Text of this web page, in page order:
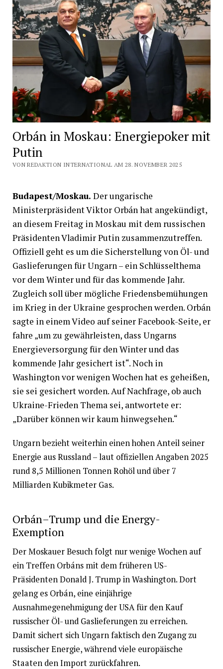
Orbán in Moskau: Energiepoker mit
Putin
VON REDAKTION INTERNATIONAL AM 28. NOVEMBER 2025
Budapest/Moskau. Der ungarische
Ministerpräsident Viktor Orbán hat angekündigt,
an diesem Freitag in Moskau mit dem russischen
Präsidenten Vladimir Putin zusammenzutreffen.
Offiziell geht es um die Sicherstellung von Öl- und
Gaslieferungen für Ungarn – ein Schlüsselthema
vor dem Winter und für das kommende Jahr.
Zugleich soll über mögliche Friedensbemühungen
im Krieg in der Ukraine gesprochen werden. Orbán
sagte in einem Video auf seiner Facebook-Seite, er
fahre „um zu gewährleisten, dass Ungarns
Energieversorgung für den Winter und das
kommende Jahr gesichert ist“. Noch in
Washington vor wenigen Wochen hat es geheißen,
sie sei gesichert worden. Auf Nachfrage, ob auch
Ukraine-Frieden Thema sei, antwortete er:
„Darüber können wir kaum hinwegsehen.“
Ungarn bezieht weiterhin einen hohen Anteil seiner
Energie aus Russland – laut offiziellen Angaben 2025
rund 8,5 Millionen Tonnen Rohöl und über 7
Milliarden Kubikmeter Gas.
Orbán–Trump und die Energy-
Exemption
Der Moskauer Besuch folgt nur wenige Wochen auf
ein Treffen Orbáns mit dem früheren US-
Präsidenten Donald J. Trump in Washington. Dort
gelang es Orbán, eine einjährige
Ausnahmegenehmigung der USA für den Kauf
russischer Öl- und Gaslieferungen zu erreichen.
Damit sichert sich Ungarn faktisch den Zugang zu
russischer Energie, während viele europäische
Staaten den Import zurückfahren.